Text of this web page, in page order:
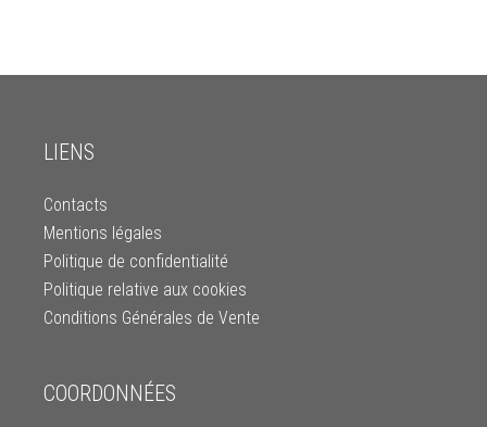
LIENS
Contacts
Mentions légales
Politique de confidentialité
Politique relative aux cookies
Conditions Générales de Vente
COORDONNÉES